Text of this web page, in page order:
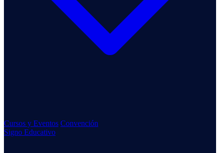
Cursos y Eventos Convención
Signo Educativo